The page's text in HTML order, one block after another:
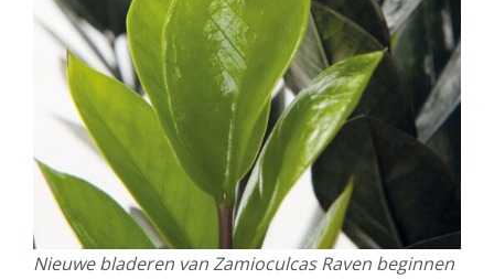
Nieuwe bladeren van Zamioculcas Raven beginnen